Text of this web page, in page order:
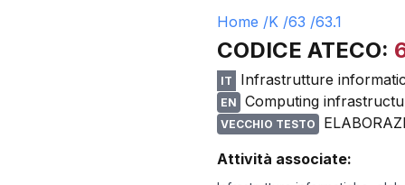
Home /K /63 /63.1
CODICE ATECO:
IT Infrastrutture
EN Computing
VECCHIO TESTO
Attività associate: